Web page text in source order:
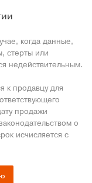
когда данные,
стерты или
недействительным.
к продавцу для
продажи
о
исчисляется с